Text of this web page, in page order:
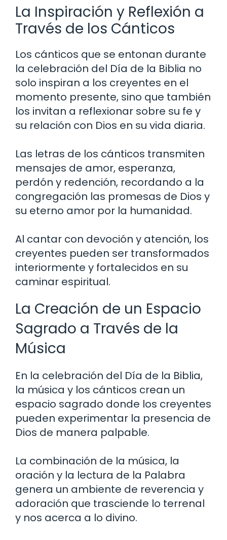
La Inspiración y Reflexión a
Través de los Cánticos
Los cánticos que se entonan durante
la celebración del Día de la Biblia no
solo inspiran a los creyentes en el
momento presente, sino que también
los invitan a reflexionar sobre su fe y
su relación con Dios en su vida diaria.
Las letras de los cánticos transmiten
mensajes de amor, esperanza,
perdón y redención, recordando a la
congregación las promesas de Dios y
su eterno amor por la humanidad.
Al cantar con devoción y atención, los
creyentes pueden ser transformados
interiormente y fortalecidos en su
caminar espiritual.
La Creación de un Espacio
Sagrado a Través de la
Música
En la celebración del Día de la Biblia,
la música y los cánticos crean un
espacio sagrado donde los creyentes
pueden experimentar la presencia de
Dios de manera palpable.
La combinación de la música, la
oración y la lectura de la Palabra
genera un ambiente de reverencia y
adoración que trasciende lo terrenal
y nos acerca a lo divino.